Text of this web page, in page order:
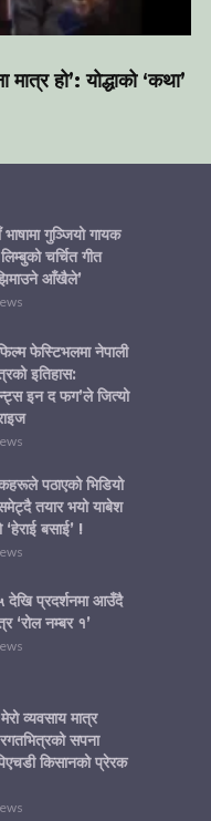
हो’: योद्धाको ‘कथा’
भाषामा गुञ्जियो गायक
चर्चित गीत
आँखैले’
फेस्टिभलमा नेपाली
इतिहास:
इन द फग’ले जित्यो
पठाएको भिडियो
तयार भयो याबेश
‘हेराई बसाई’ !
प्रदर्शनमा आउँदै
‘रोल नम्बर १’
व्यवसाय मात्र
सपना
किसानको प्रेरक